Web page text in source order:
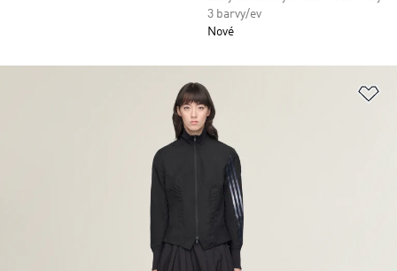
3 barvy/ev
Nové